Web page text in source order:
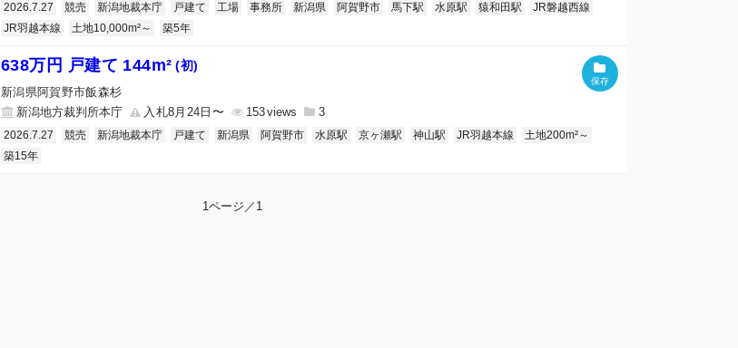
2026.7.27 競売 新潟地裁本庁 戸建て 工場 事務所 新潟県 阿賀野市 馬下駅 水原駅 猿和田駅
JR磐越西線
JR羽越本線
土地10,000m²～ 築5年
638万円 戸建て 144m² (初)
新潟県阿賀野市飯森杉
新潟地方裁判所本庁
入札8月24日〜 153 3
2026.7.27 競売 新潟地裁本庁 戸建て 新潟県 阿賀野市 水原駅 京ヶ瀬駅 神山駅 JR羽越本線
土地200m²～
築15年
1ページ／1